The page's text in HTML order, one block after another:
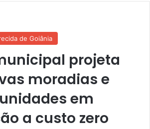
de Goiânia
projeta
moradias e
em
a custo zero